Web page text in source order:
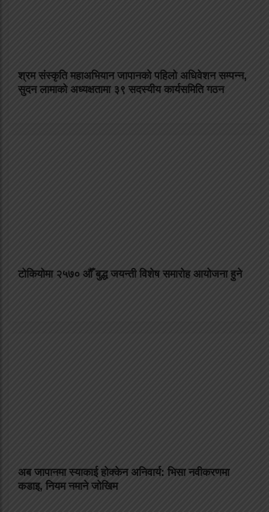
श्रम संस्कृति महाअभियान जापानको पहिलो अधिवेशन सम्पन्न,
सुदन लामाको अध्यक्षतामा ३९ सदस्यीय कार्यसमिति गठन
टोकियोमा २५७० औँ बुद्ध जयन्ती विशेष समारोह आयोजना हुने
अब जापानमा स्याकाई होक्केन अनिवार्य: भिसा नवीकरणमा
कडाइ, नियम नमाने जोखिम